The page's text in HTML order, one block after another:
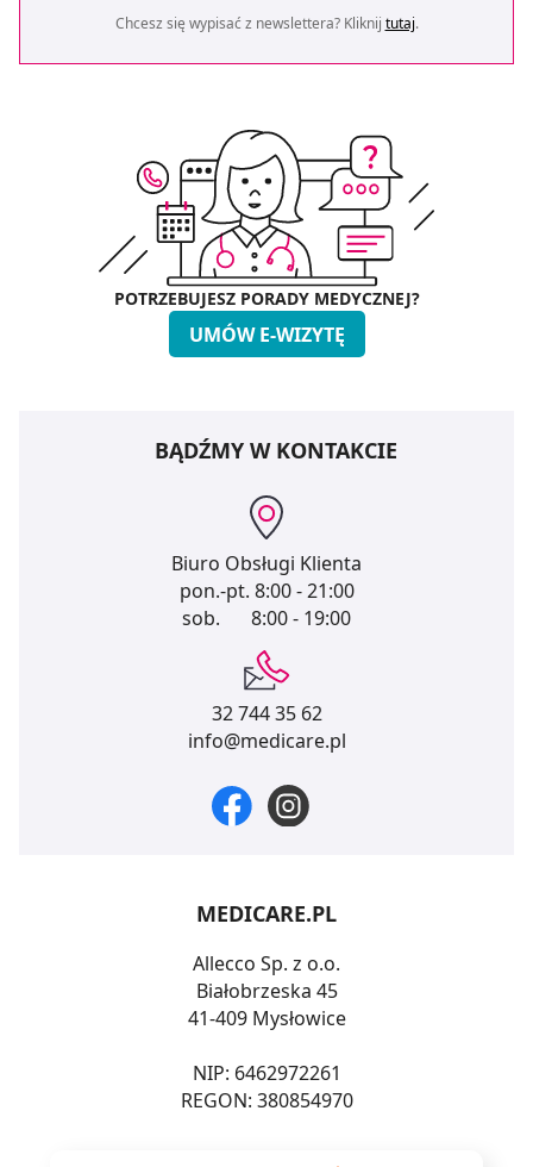
Chcesz się wypisać z newslettera? Kliknij tutaj.
POTRZEBUJESZ PORADY MEDYCZNEJ?
UMÓW E-WIZYTĘ
BĄDŹMY W KONTAKCIE
Biuro Obsługi Klienta
pon.-pt. 8:00 - 21:00
sob.
8:00 - 19:00
32 744 35 62
info@medicare.pl
MEDICARE.PL
Allecco Sp. z o.o.
Białobrzeska 45
41-409 Mysłowice
NIP: 6462972261
REGON: 380854970